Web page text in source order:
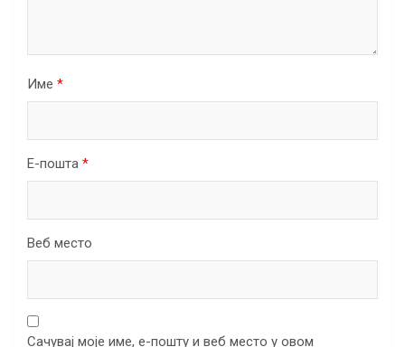
Име *
Е-пошта *
Веб место
Сачувај моје име, е-пошту и веб место у овом